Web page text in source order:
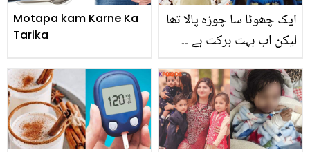
Motapa kam Karne Ka
Tarika
ایک چھوٹا سا چوزہ پالا تھا
لیکن اب بہت برکت ہے ۔۔
کرنے والے شخص کی درود
تاج پڑھتے ہوئے ویڈیو
وائرل